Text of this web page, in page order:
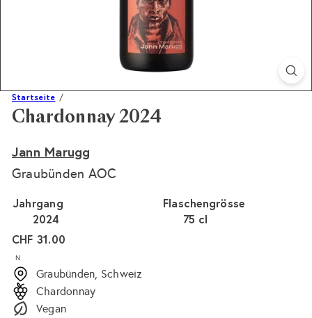
Startseite
Chardonnay 2024
Jann Marugg
Graubünden AOC
Flaschengrösse
75 cl
Jahrgang
2024
Normaler
Preis
CHF 31.00
N
Graubünden, Schweiz
Chardonnay
Vegan